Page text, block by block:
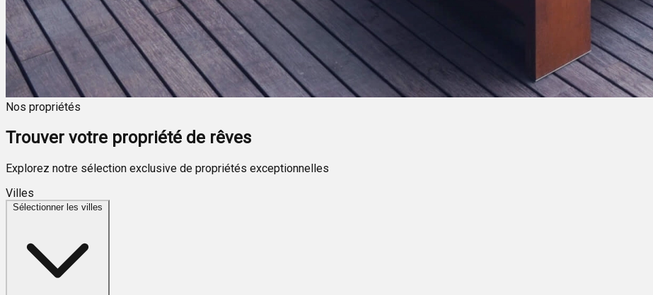
Nos propriétés
Trouver votre propriété de rêves
Explorez notre sélection exclusive de propriétés exceptionnelles
Villes
Sélectionner les villes